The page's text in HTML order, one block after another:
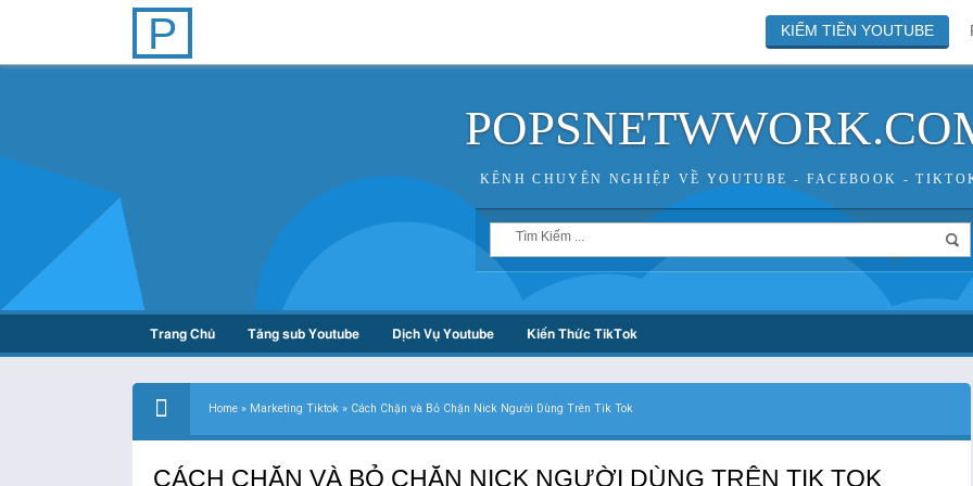
KIẾM TIỀN YOUTUBE
P
KÊNH CHUYÊN NGHIỆP VỀ YOUTUBE - FACEBOOK -
Trang Chủ Tăng sub Youtube Dịch Vụ Youtube Kiến Thức TikTok
Home » Marketing Tiktok » Cách Chặn và Bỏ Chặn Nick Người Dùng Trên Tik Tok
CÁCH CHẶN VÀ BỎ CHẶN NICK NGƯỜI DÙNG TRÊN TIK TOK